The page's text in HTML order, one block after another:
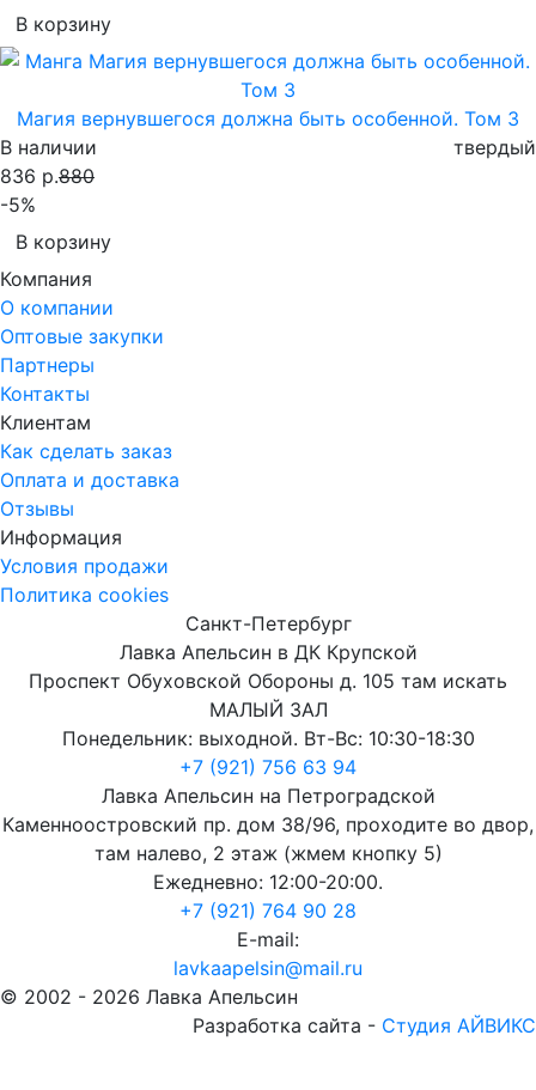
В корзину
Магия вернувшегося должна быть особенной. Том 3
В наличии
твердый
836 р.880
-5%
В корзину
Компания
О компании
Оптовые закупки
Партнеры
Контакты
Клиентам
Как сделать заказ
Оплата и доставка
Отзывы
Информация
Условия продажи
Политика cookies
Санкт-Петербург
Лавка Апельсин в ДК Крупской
Проспект Обуховской Обороны д. 105 там искать
МАЛЫЙ ЗАЛ
Понедельник: выходной. Вт-Вс: 10:30-18:30
+7 (921) 756 63 94
Лавка Апельсин на Петроградской
Каменноостровский пр. дом 38/96, проходите во двор,
там налево, 2 этаж (жмем кнопку 5)
Ежедневно: 12:00-20:00.
+7 (921) 764 90 28
E-mail:
lavkaapelsin@mail.ru
© 2002 - 2026 Лавка Апельсин
Разработка сайта - Студия АЙВИКС